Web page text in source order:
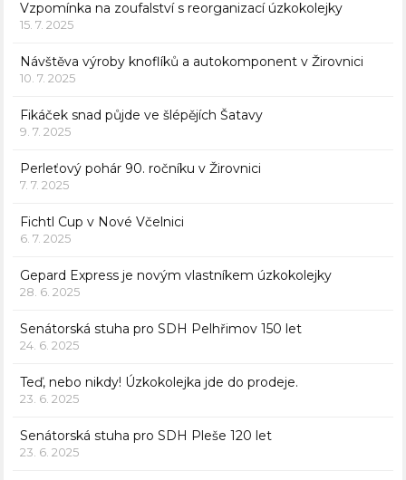
Vzpomínka na zoufalství s reorganizací úzkokolejky
15. 7. 2025
Návštěva výroby knoflíků a autokomponent v Žirovnici
10. 7. 2025
Fikáček snad půjde ve šlépějích Šatavy
9. 7. 2025
Perleťový pohár 90. ročníku v Žirovnici
7. 7. 2025
Fichtl Cup v Nové Včelnici
6. 7. 2025
Gepard Express je novým vlastníkem úzkokolejky
28. 6. 2025
Senátorská stuha pro SDH Pelhřimov 150 let
24. 6. 2025
Teď, nebo nikdy! Úzkokolejka jde do prodeje.
23. 6. 2025
Senátorská stuha pro SDH Pleše 120 let
23. 6. 2025